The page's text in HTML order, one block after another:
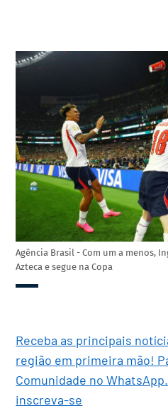
Agência Brasil - Com um a menos,
Azteca e segue na Copa
Receba as principais
região em primeira mão!
Comunidade no
inscreva-se